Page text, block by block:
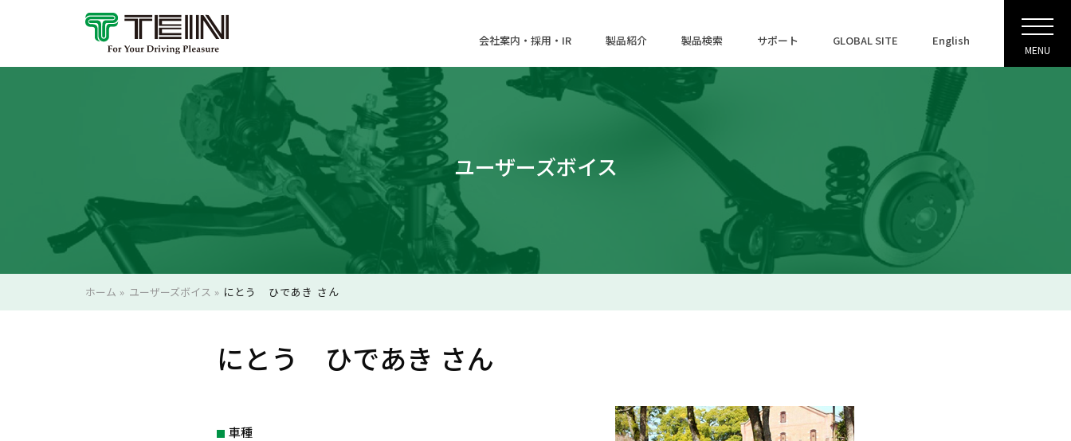
会社案内・採用・IR 製品紹介 製品検索 サポート GLOBAL SITE English
MENU
ユーザーズボイス
ホーム » ユーザーズボイス » にとう ひであき さん
にとう ひであき さん
車種